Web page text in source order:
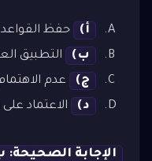
أ)
حفظ
ب)
التطبيق
ج)
عدم
د)
الاعتماد
الإجابة الصحيحة: